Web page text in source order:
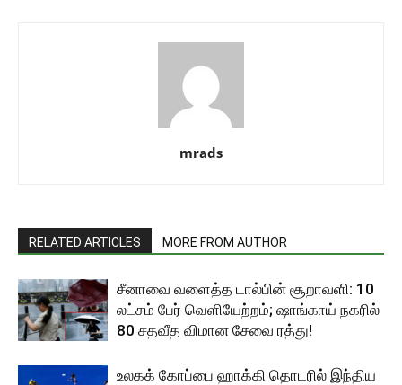
mrads
RELATED ARTICLES MORE FROM AUTHOR
சீனாவை வளைத்த டால்பின் சூறாவளி: 10
லட்சம் பேர் வெளியேற்றம்; ஷாங்காய் நகரில்
80 சதவீத விமான சேவை ரத்து!
உலகக் கோப்பை ஹாக்கி தொடரில் இந்திய